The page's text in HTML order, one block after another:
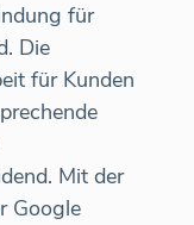
für
Die
für Kunden
Mit der
Google